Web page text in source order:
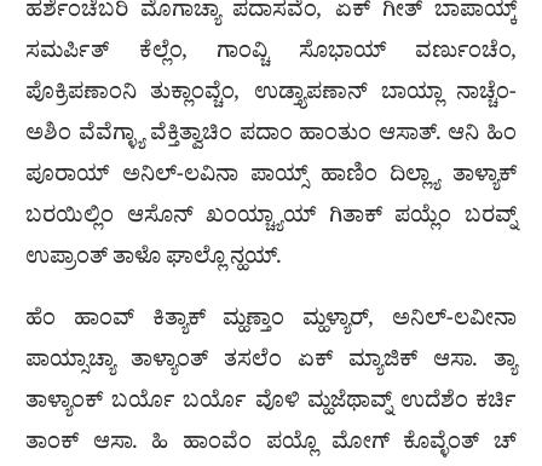
ಹರ್ಶೆಂಚೆಬರಿ ಮೊಗಾಚ್ಯಾ ಪದಾಸವೆಂ, ಏಕ್ ಗೀತ್ ಬಾಪಾಯ್ಕ್
ಸಮರ್ಪಿತ್ ಕೆಲ್ಲೆಂ, ಗಾಂವ್ಚಿ ಸೊಭಾಯ್ ವರ್ಣುಂಚೆಂ,
ಪೊಕ್ರಿಪಣಾಂನಿ ತುಕ್ಲಾಂವ್ಚೆಂ, ಉಡ್ತ್ಯಾಪಣಾನ್ ಬಾಯ್ಲಾ ನಾಚ್ಚೆಂ-
ಅಶಿಂ ವೆವೆಗ್ಳ್ಯಾ ವೆಕ್ತಿತ್ವಾಚಿಂ ಪದಾಂ ಹಾಂತುಂ ಆಸಾತ್. ಆನಿ ಹಿಂ
ಪೂರಾಯ್ ಅನಿಲ್-ಲವಿನಾ ಪಾಯ್ಸ್ ಹಾಣಿಂ ದಿಲ್ಲ್ಯಾ ತಾಳ್ಯಾಕ್
ಬರಯಿಲ್ಲಿಂ ಆಸೊನ್ ಖಂಯ್ಚ್ಯಾಯ್ ಗಿತಾಕ್ ಪಯ್ಲೆಂ ಬರವ್ನ್
ಉಪ್ರಾಂತ್ ತಾಳೊ ಘಾಲ್ಲೊ ನ್ಹಯ್.
ಹೆಂ ಹಾಂವ್ ಕಿತ್ಯಾಕ್ ಮ್ಹಣ್ತಾಂ ಮ್ಹಳ್ಯಾರ್, ಅನಿಲ್-ಲವೀನಾ
ಪಾಯ್ಸಾಚ್ಯಾ ತಾಳ್ಯಾಂತ್ ತಸಲೆಂ ಏಕ್ ಮ್ಯಾಜಿಕ್ ಆಸಾ. ತ್ಯಾ
ತಾಳ್ಯಾಂಕ್ ಬರ್ಯೊ ಬರ್ಯೊ ವೊಳಿ ಮ್ಹಜೆಥಾವ್ನ್ ಉದೆಶೆಂ ಕರ್ಚಿ
ತಾಂಕ್ ಆಸಾ. ಹಿ ಹಾಂವೆಂ ಪಯ್ಲೊ ಮೋಗ್ ಕೊವ್ಳೆಂತ್ ಚ್